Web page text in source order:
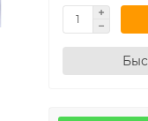
Поверенные